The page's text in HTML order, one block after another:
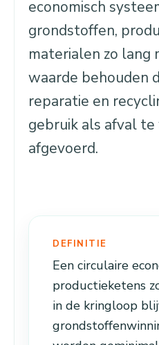
economisch
grondstoffen,
materialen zo lang
waarde behouden
reparatie en
gebruik als afval
afgevoerd.
DEFINITIE
Een circulaire
productieketens
in de kringloop